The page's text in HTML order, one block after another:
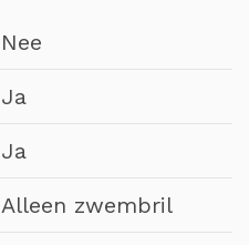
Nee
Ja
Ja
Alleen zwembril